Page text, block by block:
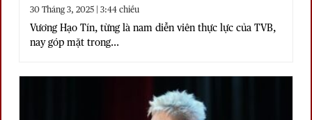
30 Tháng 3, 2025 | 3:44 chiều
Vương Hạo Tín, từng là nam diễn viên thực lực của TVB,
nay góp mặt trong...